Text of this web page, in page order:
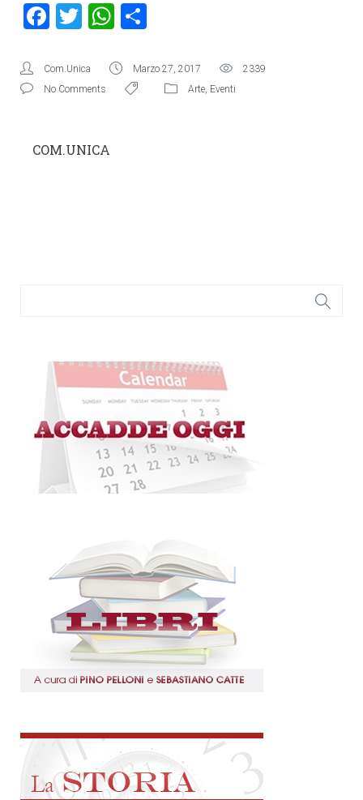
Facebook
TwitterWhatsApp
Com.Unica Marzo 27, 2017
2339
No Comments
Arte, Eventi
COM.UNICA